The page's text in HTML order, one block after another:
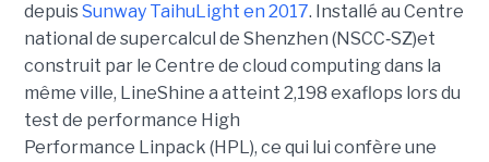
depuisSunway TaihuLight en 2017. Installé au Centre
national de supercalcul de Shenzhen (NSCC‑SZ)et
construit par le Centre de cloud computing dans la
même ville, LineShine a atteint 2,198 exaflops lors du
test de performance High
Performance Linpack (HPL), ce qui lui confère une